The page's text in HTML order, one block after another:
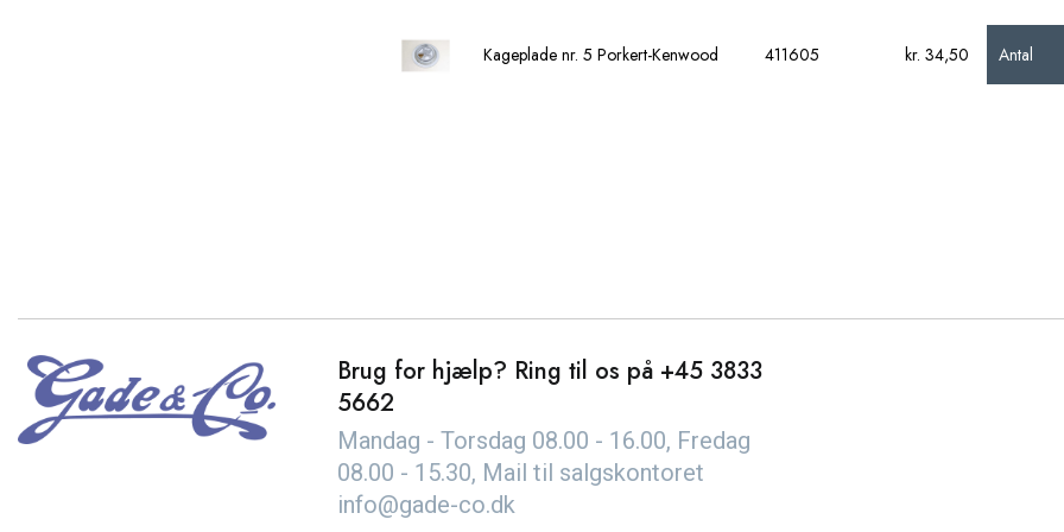
Kageplade nr. 5 Porkert-Kenwood 411605 kr. 34,50 Antal
Brug for hjælp? Ring til os på +45 3833
5662
Mandag - Torsdag 08.00 - 16.00, Fredag
08.00 - 15.30, Mail til salgskontoret
info@gade-co.dk